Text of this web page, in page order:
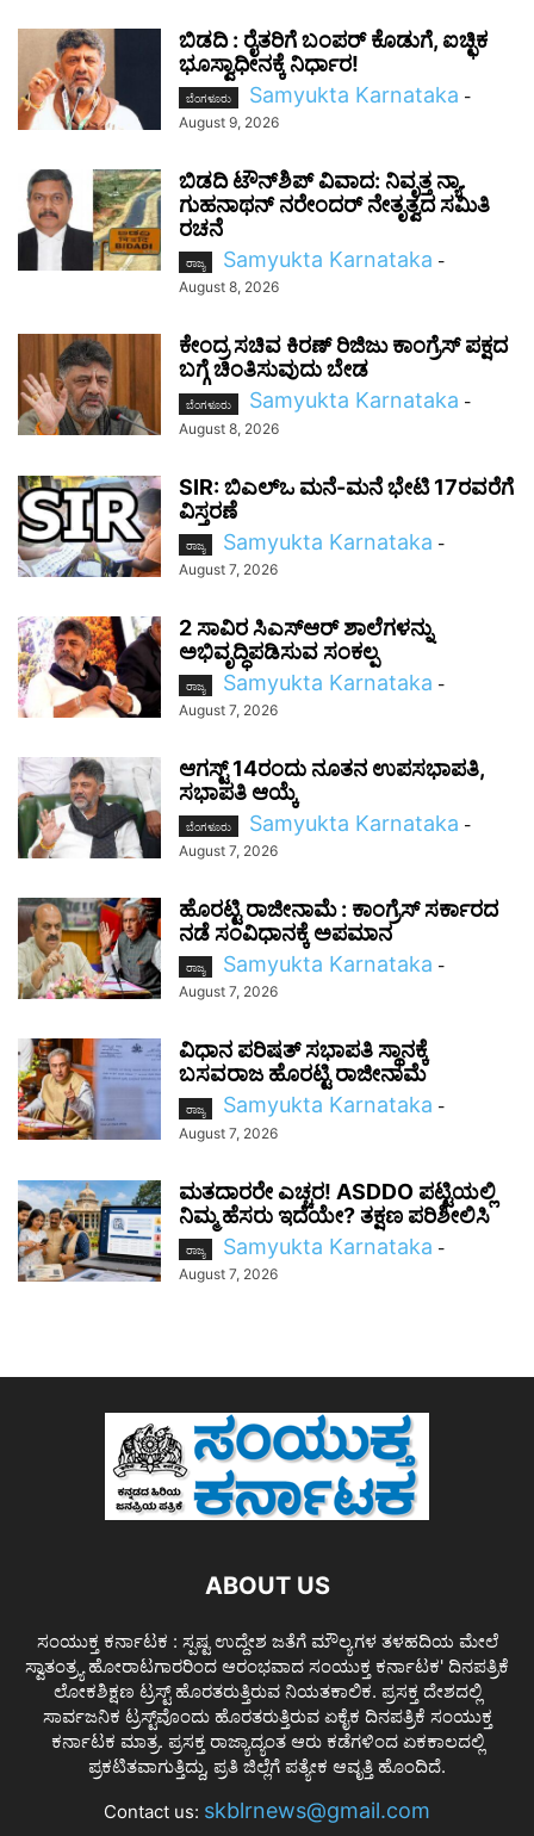
ಬಿಡದಿ : ರೈತರಿಗೆ ಬಂಪರ್ ಕೊಡುಗೆ, ಐಚ್ಛಿಕ
ಭೂಸ್ವಾಧೀನಕ್ಕೆ ನಿರ್ಧಾರ!
ಬೆಂಗಳೂರು Samyukta Karnataka -
August 9, 2026
ಬಿಡದಿ ಟೌನ್‌ಶಿಪ್ ವಿವಾದ: ನಿವೃತ್ತ ನ್ಯಾ.
ಗುಹನಾಥನ್ ನರೇಂದರ್ ನೇತೃತ್ವದ ಸಮಿತಿ
ರಚನೆ
ರಾಜ್ಯ Samyukta Karnataka -
August 8, 2026
ಕೇಂದ್ರ ಸಚಿವ ಕಿರಣ್ ರಿಜಿಜು ಕಾಂಗ್ರೆಸ್ ಪಕ್ಷದ
ಬಗ್ಗೆ ಚಿಂತಿಸುವುದು ಬೇಡ
ಬೆಂಗಳೂರು Samyukta Karnataka -
August 8, 2026
SIR: ಬಿಎಲ್ಒ ಮನೆ-ಮನೆ ಭೇಟಿ 17ರವರೆಗೆ
ವಿಸ್ತರಣೆ
ರಾಜ್ಯ Samyukta Karnataka -
August 7, 2026
2 ಸಾವಿರ ಸಿಎಸ್‌ಆರ್ ಶಾಲೆಗಳನ್ನು
ಅಭಿವೃದ್ಧಿಪಡಿಸುವ ಸಂಕಲ್ಪ
ರಾಜ್ಯ Samyukta Karnataka -
August 7, 2026
ಆಗಸ್ಟ್ 14ರಂದು ನೂತನ ಉಪಸಭಾಪತಿ,
ಸಭಾಪತಿ ಆಯ್ಕೆ
ಬೆಂಗಳೂರು Samyukta Karnataka -
August 7, 2026
ಹೊರಟ್ಟಿ ರಾಜೀನಾಮೆ : ಕಾಂಗ್ರೆಸ್ ಸರ್ಕಾರದ
ನಡೆ ಸಂವಿಧಾನಕ್ಕೆ ಅಪಮಾನ
ರಾಜ್ಯ Samyukta Karnataka -
August 7, 2026
ವಿಧಾನ ಪರಿಷತ್ ಸಭಾಪತಿ ಸ್ಥಾನಕ್ಕೆ
ಬಸವರಾಜ ಹೊರಟ್ಟಿ ರಾಜೀನಾಮೆ
ರಾಜ್ಯ Samyukta Karnataka -
August 7, 2026
ಮತದಾರರೇ ಎಚ್ಚರ! ASDDO ಪಟ್ಟಿಯಲ್ಲಿ
ನಿಮ್ಮ ಹೆಸರು ಇದೆಯೇ? ತಕ್ಷಣ ಪರಿಶೀಲಿಸಿ
ರಾಜ್ಯ Samyukta Karnataka -
August 7, 2026
ABOUT US
ಸಂಯುಕ್ತ ಕರ್ನಾಟಕ : ಸ್ಪಷ್ಟ ಉದ್ದೇಶ ಜತೆಗೆ ಮೌಲ್ಯಗಳ ತಳಹದಿಯ ಮೇಲೆ
ಸ್ವಾತಂತ್ರ್ಯ ಹೋರಾಟಗಾರರಿಂದ ಆರಂಭವಾದ ಸಂಯುಕ್ತ ಕರ್ನಾಟಕ' ದಿನಪತ್ರಿಕೆ
ಲೋಕಶಿಕ್ಷಣ ಟ್ರಸ್ಟ್ ಹೊರತರುತ್ತಿರುವ ನಿಯತಕಾಲಿಕ. ಪ್ರಸಕ್ತ ದೇಶದಲ್ಲಿ
ಸಾರ್ವಜನಿಕ ಟ್ರಸ್ಟ್‌ವೊಂದು ಹೊರತರುತ್ತಿರುವ ಏಕೈಕ ದಿನಪತ್ರಿಕೆ ಸಂಯುಕ್ತ
ಕರ್ನಾಟಕ ಮಾತ್ರ. ಪ್ರಸಕ್ತ ರಾಜ್ಯಾದ್ಯಂತ ಆರು ಕಡೆಗಳಿಂದ ಏಕಕಾಲದಲ್ಲಿ
ಪ್ರಕಟಿತವಾಗುತ್ತಿದ್ದು, ಪ್ರತಿ ಜಿಲ್ಲೆಗೆ ಪತ್ಯೇಕ ಆವೃತ್ತಿ ಹೊಂದಿದೆ.
Contact us: skblrnews@gmail.com